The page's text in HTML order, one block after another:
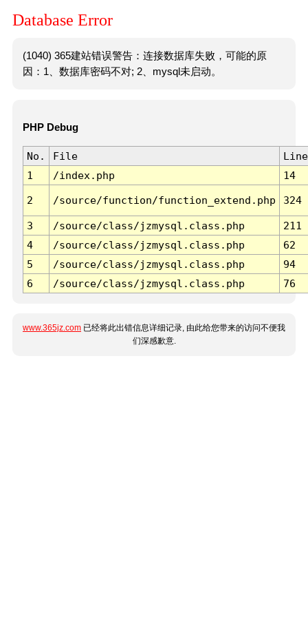
Database Error
(1040) 365建站错误警告：连接数据库失败，可能的原
因：1、数据库密码不对; 2、mysql未启动。
PHP Debug
No. File
Line
1
/index.php 14
2 /source/function/function_extend.php 324
3 /source/class/jzmysql.class.php
211
4
/source/class/jzmysql.class.php
62
5
/source/class/jzmysql.class.php
94
6
/source/class/jzmysql.class.php 76
www.365jz.com 已经将此出错信息详细记录, 由此给您带来的访问不便我
们深感歉意.